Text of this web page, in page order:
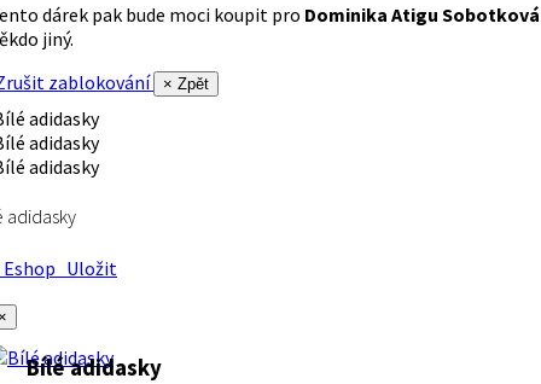
dárek pak bude moci koupit pro Dominika Atigu Sobotková
jiný.
zablokování
× Zpět
adidasky
Uložit
Bílé adidasky